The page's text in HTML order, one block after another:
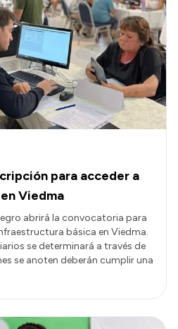
para acceder a
Viedma
abrirá la convocatoria para
básica en Viedma.
se determinará a través de
se anoten deberán cumplir una